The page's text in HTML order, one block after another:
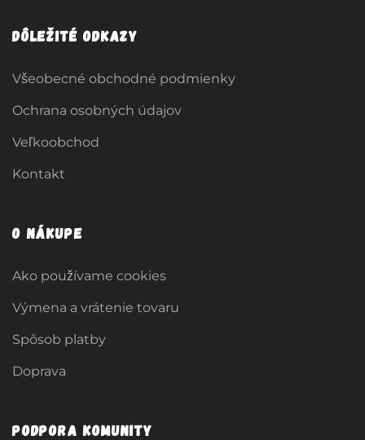
Dôležité odkazy
Všeobecné obchodné podmienky
Ochrana osobných údajov
Veľkoobchod
Kontakt
O nákupe
Ako používame cookies
Výmena a vrátenie tovaru
Spôsob platby
Doprava
Podpora komunity